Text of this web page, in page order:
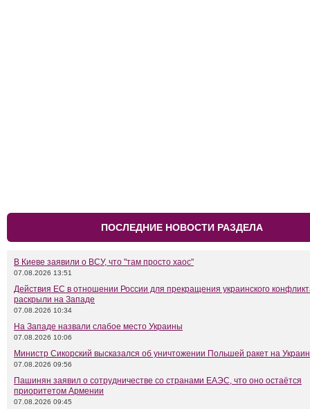
ПОСЛЕДНИЕ НОВОСТИ РАЗДЕЛА
В Киеве заявили о ВСУ, что "там просто хаос"
07.08.2026 13:51
Действия ЕС в отношении России для прекращения украинского
раскрыли на Западе
07.08.2026 10:34
На Западе назвали слабое место Украины
07.08.2026 10:06
Министр Сикорский высказался об уничтожении Польшей ракет на
07.08.2026 09:56
Пашинян заявил о сотрудничестве со странами ЕАЭС, что оно остаётся
приоритетом Армении
07.08.2026 09:45